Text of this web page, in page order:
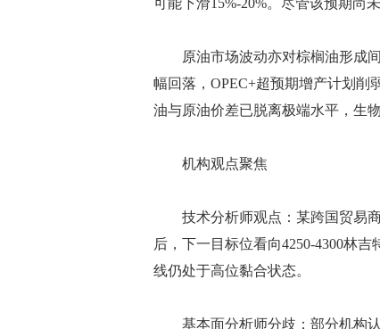
可能下滑15%-20%。尽管该预期尚
原油市场波动亦对棕榈油形成间
幅回落，OPEC+超预期增产计划削
油与原油价差已脱离极端水平，生
机构观点聚焦
技术分析师观点：某跨国贸易商
后，下一目标位看向4250-4300林
线仍处于高位黏合状态。
基本面分析师分歧：部分机构认